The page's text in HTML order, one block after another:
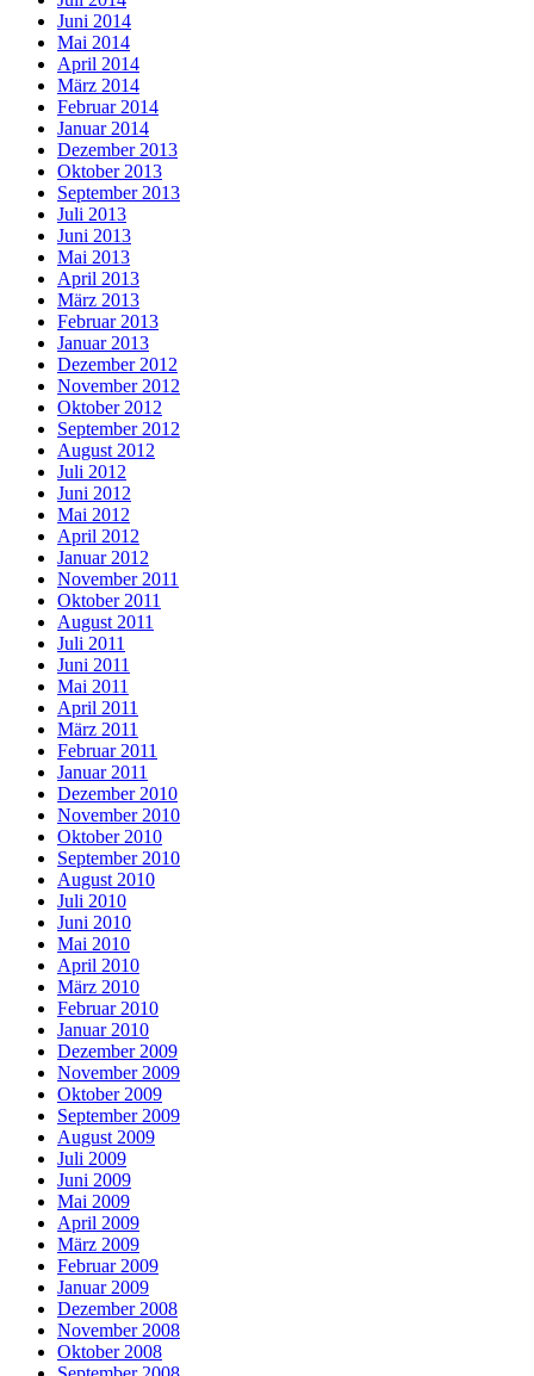
Juni 2014
Mai 2014
April 2014
März 2014
Februar 2014
Januar 2014
Dezember 2013
Oktober 2013
September 2013
Juli 2013
Juni 2013
Mai 2013
April 2013
März 2013
Februar 2013
Januar 2013
Dezember 2012
November 2012
Oktober 2012
September 2012
August 2012
Juli 2012
Juni 2012
Mai 2012
April 2012
Januar 2012
November 2011
Oktober 2011
August 2011
Juli 2011
Juni 2011
Mai 2011
April 2011
März 2011
Februar 2011
Januar 2011
Dezember 2010
November 2010
Oktober 2010
September 2010
August 2010
Juli 2010
Juni 2010
Mai 2010
April 2010
März 2010
Februar 2010
Januar 2010
Dezember 2009
November 2009
Oktober 2009
September 2009
August 2009
Juli 2009
Juni 2009
Mai 2009
April 2009
März 2009
Februar 2009
Januar 2009
Dezember 2008
November 2008
Oktober 2008